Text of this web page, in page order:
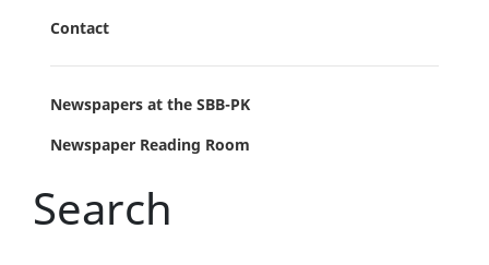
Contact
Newspapers at the SBB-PK
Newspaper Reading Room
Search